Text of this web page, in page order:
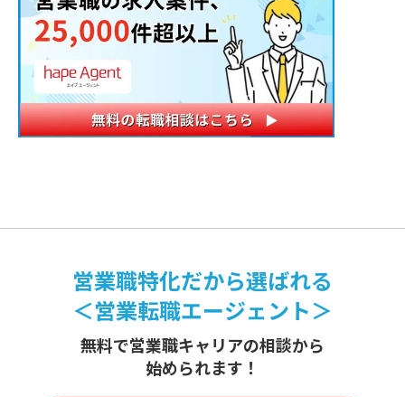
営業職特化だから選ばれる
＜営業転職エージェント＞
無料で営業職キャリアの相談から
始められます！